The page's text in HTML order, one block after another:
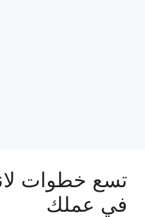
تسع خطوات
في عملك